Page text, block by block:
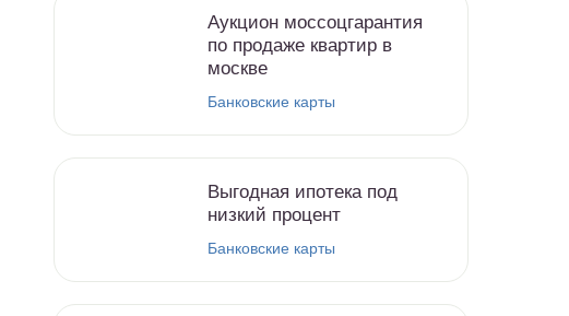
Аукцион моссоцгарантия
по продаже квартир в
москве
Банковские карты
Выгодная ипотека под
низкий процент
Банковские карты